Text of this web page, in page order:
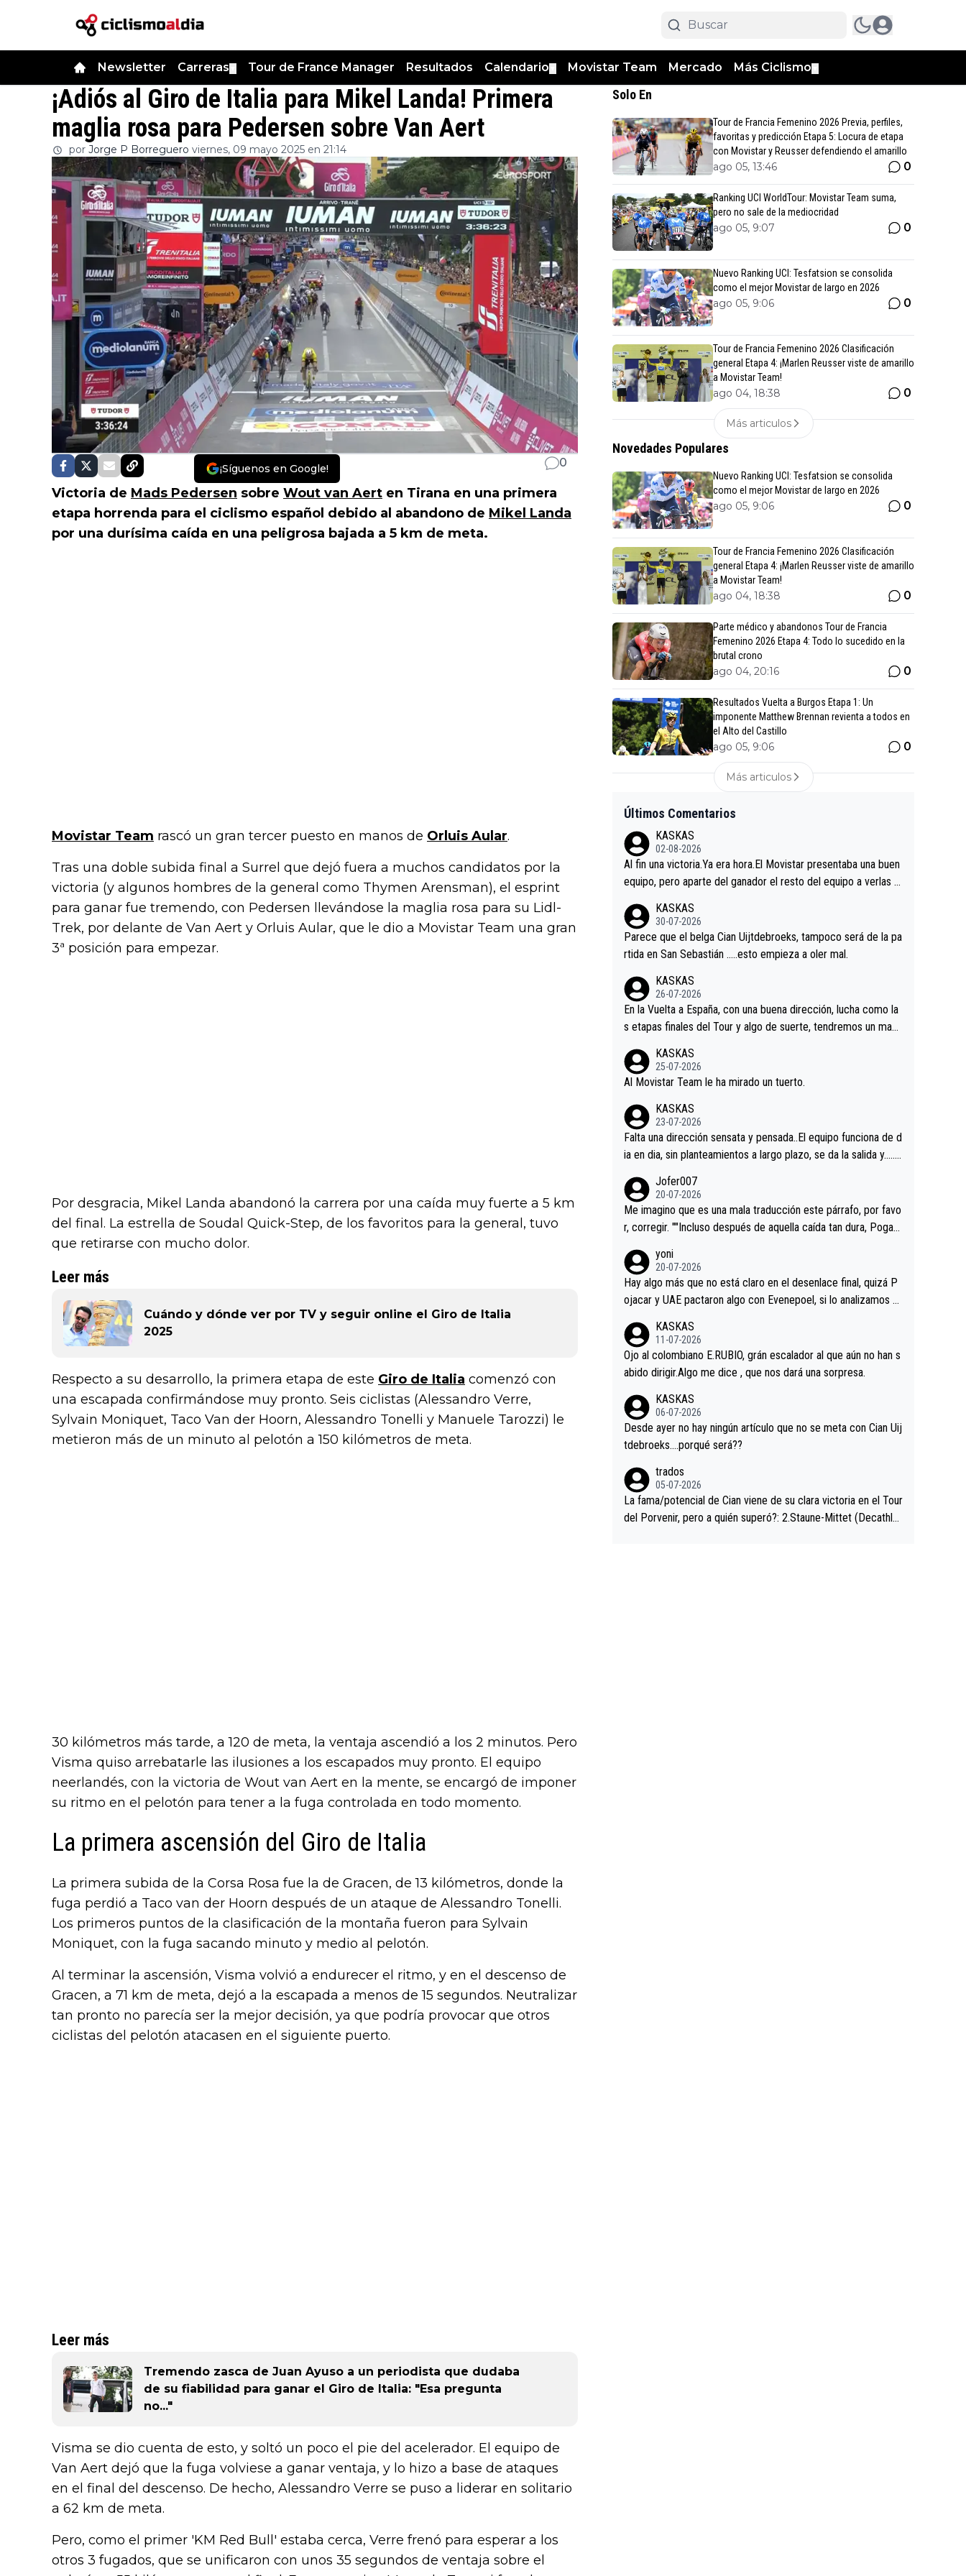
Newsletter Carreras Tour de France Manager Resultados Calendario Movistar Team Mercado Más Ciclismo
¡Adiós al Giro de Italia para Mikel Landa! Primera
maglia rosa para Pedersen sobre Van Aert
por Jorge P Borreguero viernes, 09 mayo 2025 en 21:14
¡Síguenos en Google! 0
Victoria de Mads Pedersen sobre Wout van Aert en Tirana en una primera
etapa horrenda para el ciclismo español debido al abandono de Mikel Landa
por una durísima caída en una peligrosa bajada a 5 km de meta.
Movistar Team rascó un gran tercer puesto en manos de Orluis Aular.
Tras una doble subida final a Surrel que dejó fuera a muchos candidatos por la
victoria (y algunos hombres de la general como Thymen Arensman), el esprint
para ganar fue tremendo, con Pedersen llevándose la maglia rosa para su Lidl-
Trek, por delante de Van Aert y Orluis Aular, que le dio a Movistar Team una gran
3ª posición para empezar.
Por desgracia, Mikel Landa abandonó la carrera por una caída muy fuerte a 5 km
del final. La estrella de Soudal Quick-Step, de los favoritos para la general, tuvo
que retirarse con mucho dolor.
Leer más
Cuándo y dónde ver por TV y seguir online el Giro de Italia
2025
Respecto a su desarrollo, la primera etapa de este Giro de Italia comenzó con
una escapada confirmándose muy pronto. Seis ciclistas (Alessandro Verre,
Sylvain Moniquet, Taco Van der Hoorn, Alessandro Tonelli y Manuele Tarozzi) le
metieron más de un minuto al pelotón a 150 kilómetros de meta.
30 kilómetros más tarde, a 120 de meta, la ventaja ascendió a los 2 minutos. Pero
Visma quiso arrebatarle las ilusiones a los escapados muy pronto. El equipo
neerlandés, con la victoria de Wout van Aert en la mente, se encargó de imponer
su ritmo en el pelotón para tener a la fuga controlada en todo momento.
La primera ascensión del Giro de Italia
La primera subida de la Corsa Rosa fue la de Gracen, de 13 kilómetros, donde la
fuga perdió a Taco van der Hoorn después de un ataque de Alessandro Tonelli.
Los primeros puntos de la clasificación de la montaña fueron para Sylvain
Moniquet, con la fuga sacando minuto y medio al pelotón.
Al terminar la ascensión, Visma volvió a endurecer el ritmo, y en el descenso de
Gracen, a 71 km de meta, dejó a la escapada a menos de 15 segundos. Neutralizar
tan pronto no parecía ser la mejor decisión, ya que podría provocar que otros
ciclistas del pelotón atacasen en el siguiente puerto.
Leer más
Tremendo zasca de Juan Ayuso a un periodista que dudaba
de su fiabilidad para ganar el Giro de Italia: "Esa pregunta
no..."
Visma se dio cuenta de esto, y soltó un poco el pie del acelerador. El equipo de
Van Aert dejó que la fuga volviese a ganar ventaja, y lo hizo a base de ataques
en el final del descenso. De hecho, Alessandro Verre se puso a liderar en solitario
a 62 km de meta.
Pero, como el primer 'KM Red Bull' estaba cerca, Verre frenó para esperar a los
otros 3 fugados, que se unificaron con unos 35 segundos de ventaja sobre el
Solo En
Tour de Francia Femenino 2026 Previa, perfiles,
favoritas y predicción Etapa 5: Locura de etapa
con Movistar y Reusser defendiendo el amarillo
ago 05, 13:46 0
Ranking UCI WorldTour: Movistar Team suma,
pero no sale de la mediocridad
ago 05, 9:07 0
Nuevo Ranking UCI: Tesfatsion se consolida
como el mejor Movistar de largo en 2026
ago 05, 9:06 0
Tour de Francia Femenino 2026 Clasificación
general Etapa 4: ¡Marlen Reusser viste de amarillo
a Movistar Team!
ago 04, 18:38 0
Más articulos
Novedades Populares
Nuevo Ranking UCI: Tesfatsion se consolida
como el mejor Movistar de largo en 2026
ago 05, 9:06 0
Tour de Francia Femenino 2026 Clasificación
general Etapa 4: ¡Marlen Reusser viste de amarillo
a Movistar Team!
ago 04, 18:38 0
Parte médico y abandonos Tour de Francia
Femenino 2026 Etapa 4: Todo lo sucedido en la
brutal crono
ago 04, 20:16 0
Resultados Vuelta a Burgos Etapa 1: Un
imponente Matthew Brennan revienta a todos en
el Alto del Castillo
ago 05, 9:06 0
Más articulos
Últimos Comentarios
KASKAS
02-08-2026
Al fin una victoria.Ya era hora.El Movistar presentaba una buen
equipo, pero aparte del ganador el resto del equipo a verlas v
es.La única buena noticia es la mejoría de Enric Más en San S
ebastian.Si en la Vuelta a Burgos sigue la mejoría, podríamos t
ener alguna sorpresa en la Vuelta.Ojalá.
KASKAS
30-07-2026
Parece que el belga Cian Uijtdebroeks, tampoco será de la pa
rtida en San Sebastián …..esto empieza a oler mal.
KASKAS
26-07-2026
En la Vuelta a España, con una buena dirección, lucha como la
s etapas finales del Tour y algo de suerte, tendremos un magn
KASKAS
25-07-2026
Al Movistar Team le ha mirado un tuerto.
KASKAS
23-07-2026
Falta una dirección sensata y pensada..El equipo funciona de d
ia en dia, sin planteamientos a largo plazo, se da la salida y…..v
a, Minguez, Velez etc etc.Me da pena vivir estos momentos t
an tristes sin victorias.
Jofer007
20-07-2026
Me imagino que es una mala traducción este párrafo, por favo
r, corregir. ""Incluso después de aquella caída tan dura, Pogac
rd permaneció pegado a su rueda. Parecía increíble la forma
en la que era capaz de controlar el miedo", recordó."
yoni
20-07-2026
Hay algo más que no está claro en el desenlace final, quizá P
ojacar y UAE pactaron algo con Evenepoel, si lo analizamos P
casi sin pedalear, luego está el saludo con Evenepoel dándose
la mano de una manera muy fraternal, más allá de los típicos t
oques en el hombro con que saludaba a Vingegard. Ahí hubo u
o aprieta, a ver si por querer poner a Del Toro con calzador e
n posición de podio UAE y Pojacar se van complicar el tour.
KASKAS
11-07-2026
Ojo al colombiano E.RUBIO, grán escalador al que aún no han s
abido dirigir.Algo me dice , que nos dará una sorpresa.
KASKAS
06-07-2026
Desde ayer no hay ningún artículo que no se meta con Cian Uij
tdebroeks….porqué será??
trados
05-07-2026
La fama/potencial de Cian viene de su clara victoria en el Tour
del Porvenir, pero a quién superó?: 2.Staune-Mittet (Decathlo